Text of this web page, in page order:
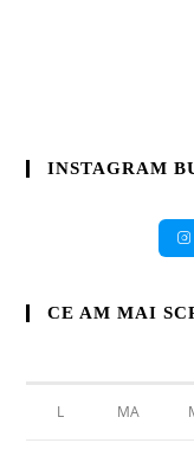
INSTAGRAM
CE AM MAI
L MA